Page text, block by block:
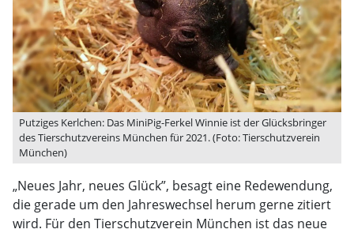
Putziges Kerlchen: Das MiniPig-Ferkel Winnie ist der Glücksbringer
des Tierschutzvereins München für 2021. (Foto: Tierschutzverein
München)
„Neues Jahr, neues Glück”, besagt eine Redewendung,
die gerade um den Jahreswechsel herum gerne zitiert
wird. Für den Tierschutzverein München ist das neue